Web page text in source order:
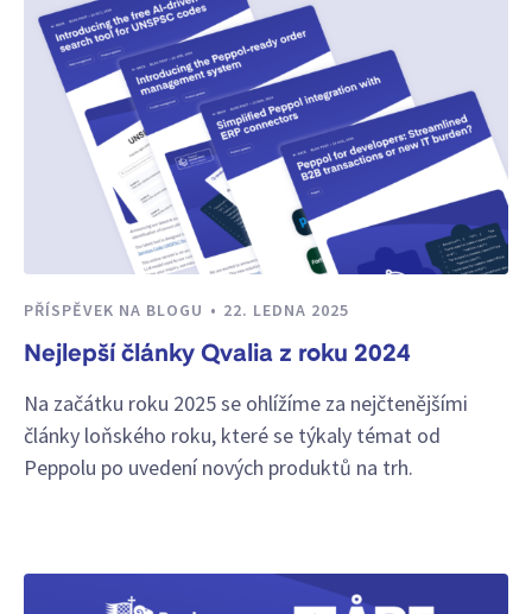
PŘÍSPĚVEK NA BLOGU 22. LEDNA 2025
Nejlepší články Qvalia z roku 2024
Na začátku roku 2025 se ohlížíme za nejčtenějšími
články loňského roku, které se týkaly témat od
Peppolu po uvedení nových produktů na trh.